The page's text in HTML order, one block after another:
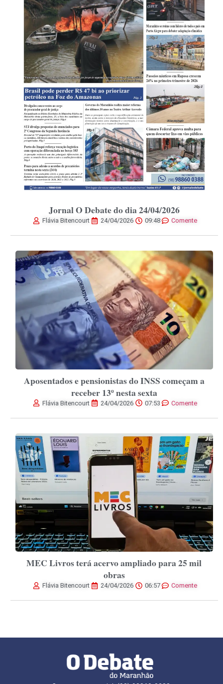
Jornal O Debate do dia 24/04/2026
Flávia Bitencourt 24/04/2026 09:48 Comente
Aposentados e pensionistas do INSS começam a
receber 13º nesta sexta
Flávia Bitencourt 24/04/2026 07:53 Comente
MEC Livros terá acervo ampliado para 25 mil
obras
Flávia Bitencourt 24/04/2026 06:57 Comente